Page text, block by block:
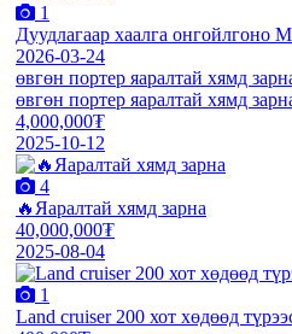
1
Дуудлагаар хаалга онгойлгоно
2026-03-24
өвгөн портер яаралтай хямд
өвгөн портер яаралтай хямд
4,000,000₮
2025-10-12
4
🔥Яаралтай хямд зарна
40,000,000₮
2025-08-04
1
Land cruiser 200 хот хөдөөд